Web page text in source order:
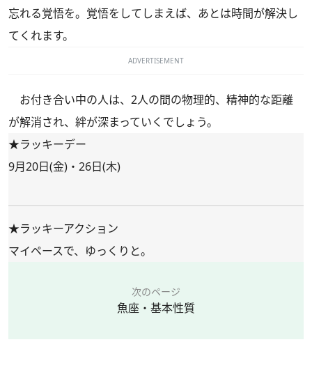
忘れる覚悟を。覚悟をしてしまえば、あとは時間が解決し
てくれます。
ADVERTISEMENT
お付き合い中の人は、2人の間の物理的、精神的な距離
が解消され、絆が深まっていくでしょう。
★ラッキーデー
9月20日(金)・26日(木)
★ラッキーアクション
マイペースで、ゆっくりと。
次のページ
魚座・基本性質